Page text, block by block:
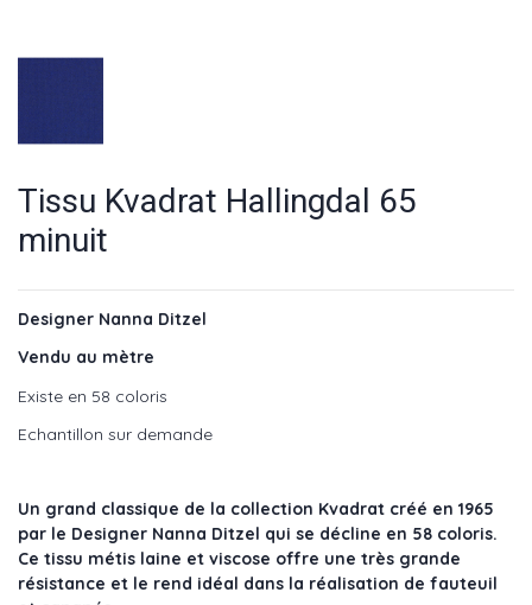
Tissu Kvadrat Hallingdal 65
minuit
Designer Nanna Ditzel
Vendu au mètre
Existe en 58 coloris
Echantillon sur demande
Un grand classique de la collection Kvadrat créé en 1965
par le Designer Nanna Ditzel qui se décline en 58 coloris.
Ce tissu métis laine et viscose offre une très grande
résistance et le rend idéal dans la réalisation de fauteuil